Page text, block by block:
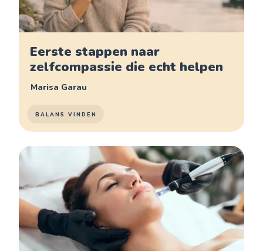
Eerste stappen naar
zelfcompassie die echt helpen
Marisa Garau
BALANS VINDEN